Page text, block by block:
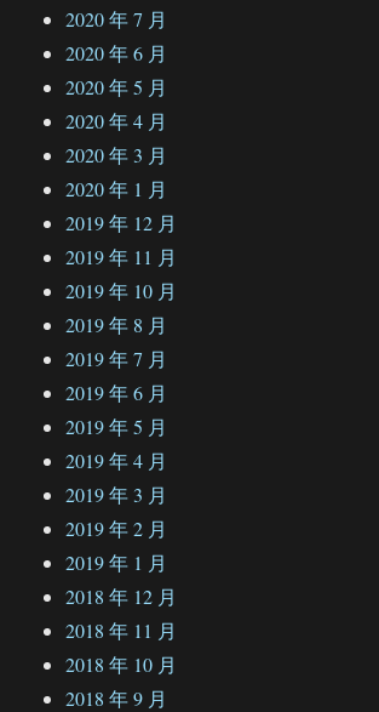
2020 年 7 月
2020 年 6 月
2020 年 5 月
2020 年 4 月
2020 年 3 月
2020 年 1 月
2019 年 12 月
2019 年 11 月
2019 年 10 月
2019 年 8 月
2019 年 7 月
2019 年 6 月
2019 年 5 月
2019 年 4 月
2019 年 3 月
2019 年 2 月
2019 年 1 月
2018 年 12 月
2018 年 11 月
2018 年 10 月
2018 年 9 月